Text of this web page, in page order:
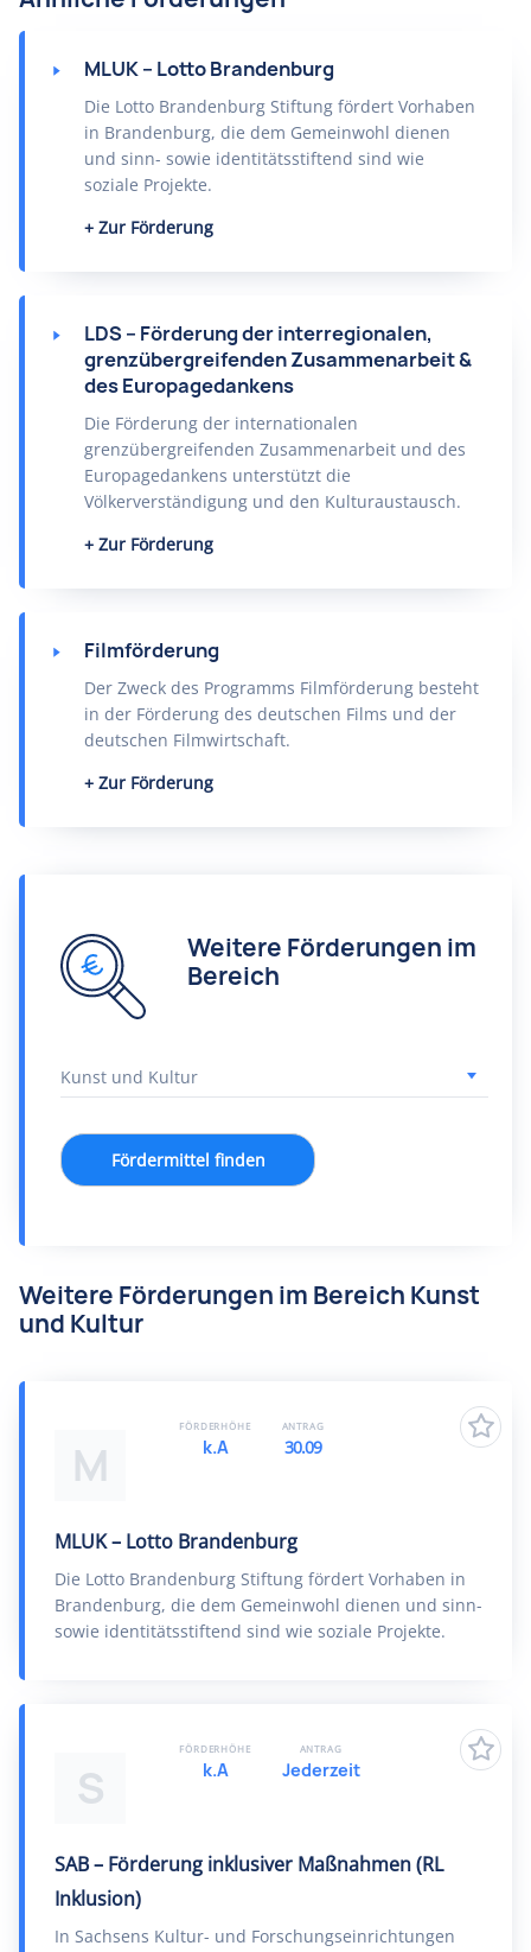
MLUK – Lotto Brandenburg
Die Lotto Brandenburg Stiftung fördert Vorhaben
in Brandenburg, die dem Gemeinwohl dienen
und sinn- sowie identitätsstiftend sind wie
soziale Projekte.
Zur Förderung
LDS – Förderung der interregionalen,
grenzübergreifenden Zusammenarbeit &
des Europagedankens
Die Förderung der internationalen
grenzübergreifenden Zusammenarbeit und des
Europagedankens unterstützt die
Völkerverständigung und den Kulturaustausch.
Zur Förderung
Filmförderung
Der Zweck des Programms Filmförderung besteht
in der Förderung des deutschen Films und der
deutschen Filmwirtschaft.
Zur Förderung
Weitere Förderungen im
Bereich
Fördermittel finden
Weitere Förderungen im Bereich Kunst
und Kultur
M
MLUK – Lotto Brandenburg
Die Lotto Brandenburg Stiftung fördert Vorhaben in
Brandenburg, die dem Gemeinwohl dienen und sinn-
sowie identitätsstiftend sind wie soziale Projekte.
FÖRDERHÖHE
k.A
ANTRAG
30.09
S
SAB – Förderung inklusiver Maßnahmen (RL
Inklusion)
In Sachsens Kultur- und Forschungseinrichtungen
FÖRDERHÖHE
k.A
ANTRAG
Jederzeit